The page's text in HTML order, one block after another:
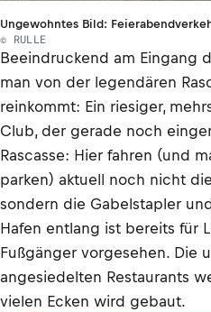
Ungewohntes Bild:
© RULLE
Beeindruckend am Eingang
man von der legendären
reinkommt: Ein riesiger,
Club, der gerade noch
Rascasse: Hier fahren (und
parken) aktuell noch nicht
sondern die Gabelstapler
Hafen entlang ist bereits für
Fußgänger vorgesehen. Die
angesiedelten Restaurants
vielen Ecken wird gebaut.